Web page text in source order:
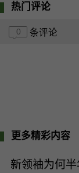
热门评论
0 条评论
更多精彩内容
新领袖为何